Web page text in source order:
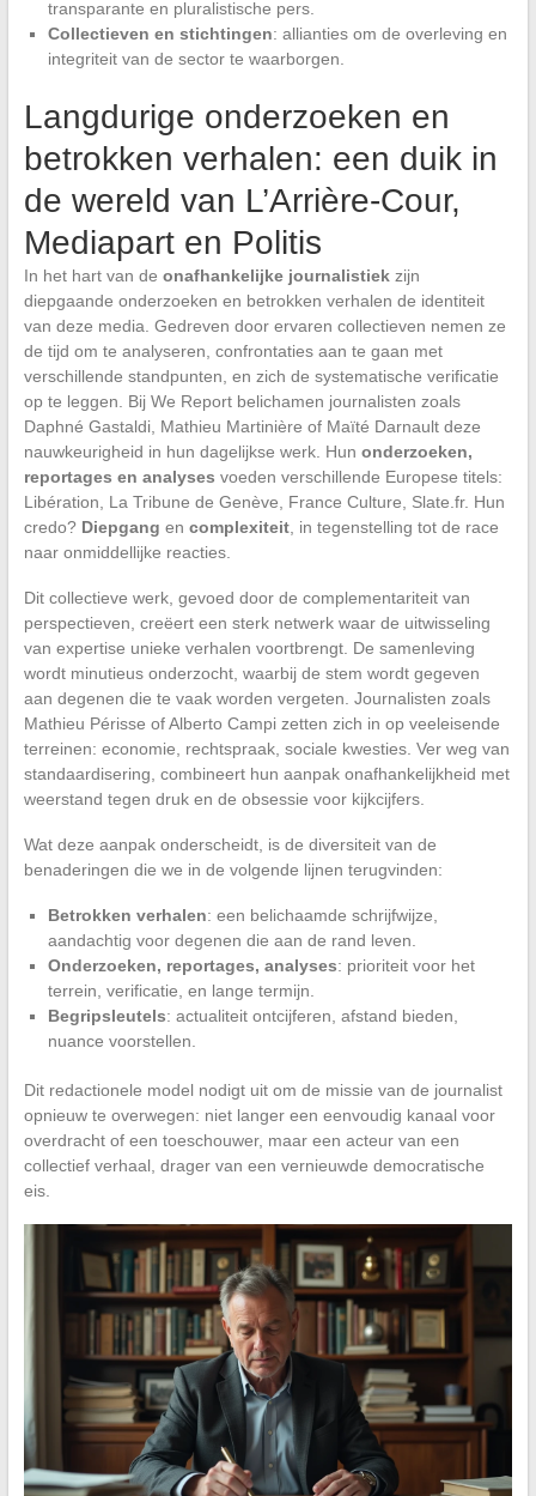
transparante en pluralistische pers.
Collectieven en stichtingen: allianties om de overleving en
integriteit van de sector te waarborgen.
Langdurige onderzoeken en
betrokken verhalen: een duik in
de wereld van L’Arrière-Cour,
Mediapart en Politis
In het hart van de onafhankelijke journalistiekzijn
diepgaande onderzoeken en betrokken verhalen de identiteit
van deze media. Gedreven door ervaren collectieven nemen ze
de tijd om te analyseren, confrontaties aan te gaan met
verschillende standpunten, en zich de systematische verificatie
op te leggen. Bij We Report belichamen journalisten zoals
Daphné Gastaldi, Mathieu Martinière of Maïté Darnault deze
nauwkeurigheid in hun dagelijkse werk. Hun onderzoeken,
reportages en analyses voeden verschillende Europese titels:
Libération, La Tribune de Genève, France Culture, Slate.fr. Hun
credo? Diepgang en complexiteit, in tegenstelling tot de race
naar onmiddellijke reacties.
Dit collectieve werk, gevoed door de complementariteit van
perspectieven, creëert een sterk netwerk waar de uitwisseling
van expertise unieke verhalen voortbrengt. De samenleving
wordt minutieus onderzocht, waarbij de stem wordt gegeven
aan degenen die te vaak worden vergeten. Journalisten zoals
Mathieu Périsse of Alberto Campi zetten zich in op veeleisende
terreinen: economie, rechtspraak, sociale kwesties. Ver weg van
standaardisering, combineert hun aanpak onafhankelijkheid met
weerstand tegen druk en de obsessie voor kijkcijfers.
Wat deze aanpak onderscheidt, is de diversiteit van de
benaderingen die we in de volgende lijnen terugvinden:
Betrokken verhalen: een belichaamde schrijfwijze,
aandachtig voor degenen die aan de rand leven.
Onderzoeken, reportages, analyses: prioriteit voor het
terrein, verificatie, en lange termijn.
Begripsleutels: actualiteit ontcijferen, afstand bieden,
nuance voorstellen.
Dit redactionele model nodigt uit om de missie van de journalist
opnieuw te overwegen: niet langer een eenvoudig kanaal voor
overdracht of een toeschouwer, maar een acteur van een
collectief verhaal, drager van een vernieuwde democratische
eis.